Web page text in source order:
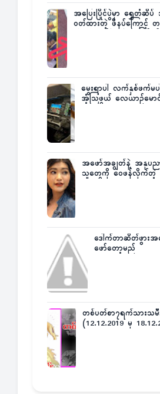
အပြေးပြိုင်ပွဲမှာ ရွှေတံဆိ
ဝတ်ထားတဲ့ ဖိနပ်ကြောင့်
မွေးရာပါ လက်နှစ်ဖက်မ
အံ့သြဖွယ် လေယာဉ်မော
အဖော်အချွတ်နဲ့ အနုပညာ
သူတွေကို ဝေဖန်လိုက်တဲ့ သ
ဒေါက်တာဆိတ်ဖွားအ
ဖော်တော့မည်
တစ်ပတ်စာ၇ရက်သားသမီ
(12.12.2019 မှ